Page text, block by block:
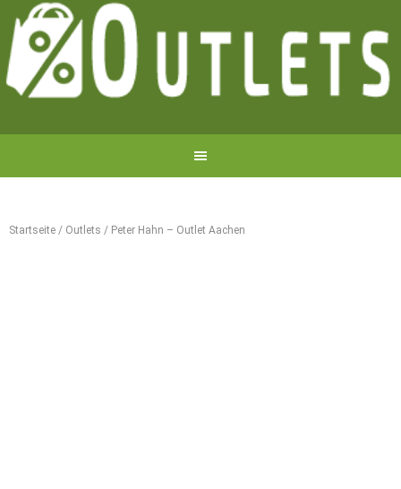
Startseite / Outlets / Peter Hahn – Outlet Aachen